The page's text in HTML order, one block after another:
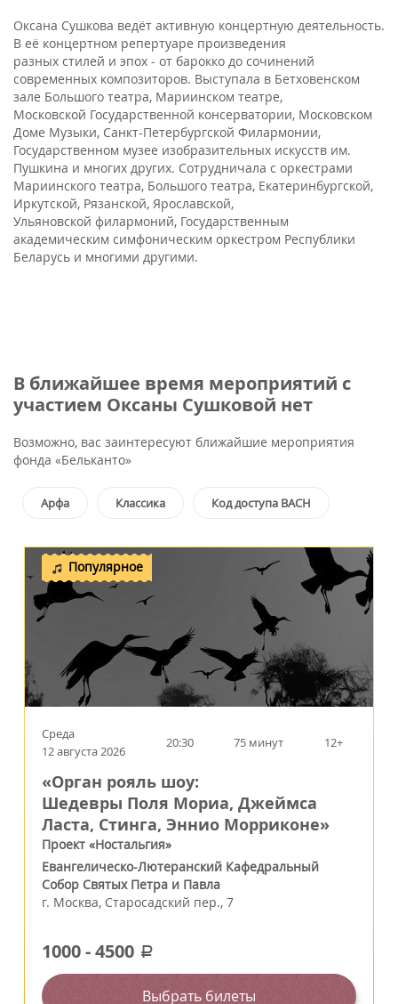
Оксана Сушкова ведёт активную концертную деятельность.
В её концертном репертуаре произведения
разных стилей и эпох - от барокко до сочинений
современных композиторов. Выступала в Бетховенском
зале Большого театра, Мариинском театре,
Московской Государственной консерватории, Московском
Доме Музыки, Санкт-Петербургской Филармонии,
Государственном музее изобразительных искусств им.
Пушкина и многих других. Сотрудничала с оркестрами
Мариинского театра, Большого театра, Екатеринбургской,
Иркутской, Рязанской, Ярославской,
Ульяновской филармоний, Государственным
академическим симфоническим оркестром Республики
Беларусь и многими другими.
В ближайшее время мероприятий с
участием Оксаны Сушковой нет
Возможно, вас заинтересуют ближайшие мероприятия
фонда «Бельканто»
Арфа Классика Код доступа BACH
Популярное
Среда
12 августа 2026
20:30 75 минут 12+
«Орган рояль шоу:
Шедевры Поля Мориа, Джеймса
Ласта, Стинга, Эннио Морриконе»
Проект «Ностальгия»
Евангелическо-Лютеранский Кафедральный
Собор Святых Петра и Павла
г. Москва, Старосадский пер., 7
1000-4500 a
Выбрать билеты